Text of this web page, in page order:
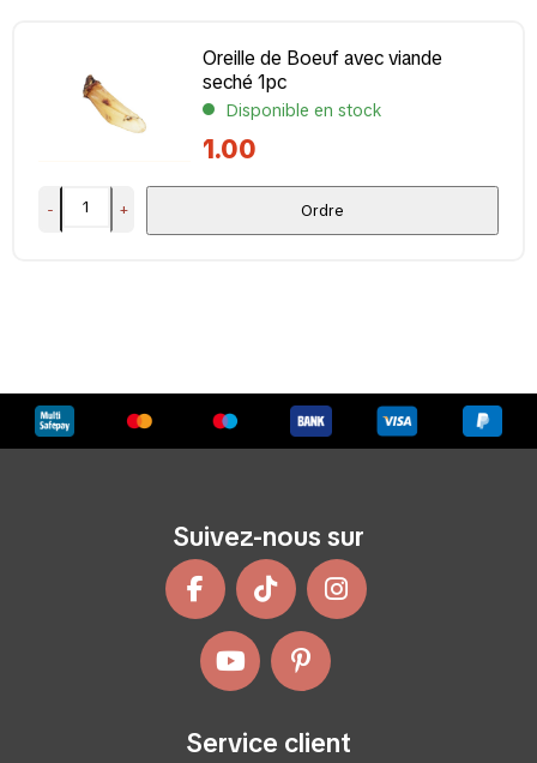
Oreille de Boeuf avec viande
seché 1pc
Disponible en stock
1.00
- + Ordre
Suivez-nous sur
Service client